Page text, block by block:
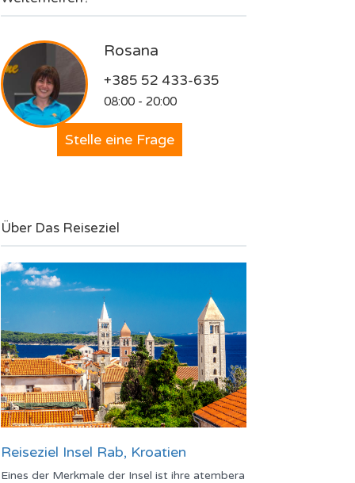
Rosana
+385 52 433-635
08:00 - 20:00
Stelle eine Frage
Über Das Reiseziel
Reiseziel Insel Rab, Kroatien
Eines der Merkmale der Insel ist ihre atembera